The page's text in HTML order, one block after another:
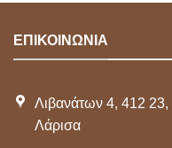
ΕΠΙΚΟΙΝΩΝΙΑ
Λιβανάτων 4, 412 23,
Λάρισα